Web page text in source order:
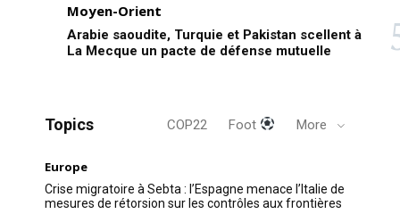
Moyen-Orient
Arabie saoudite, Turquie et Pakistan scellent à
La Mecque un pacte de défense mutuelle
Topics COP22 Foot More
Europe
Crise migratoire à Sebta : l’Espagne menace l’Italie de
mesures de rétorsion sur les contrôles aux frontières